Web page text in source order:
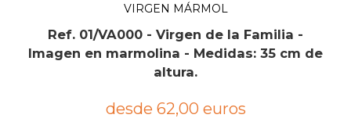
VIRGEN MÁRMOL
Ref. 01/VA000 - Virgen de la Familia -
Imagen en marmolina - Medidas: 35 cm de
altura.
desde 62,00 euros